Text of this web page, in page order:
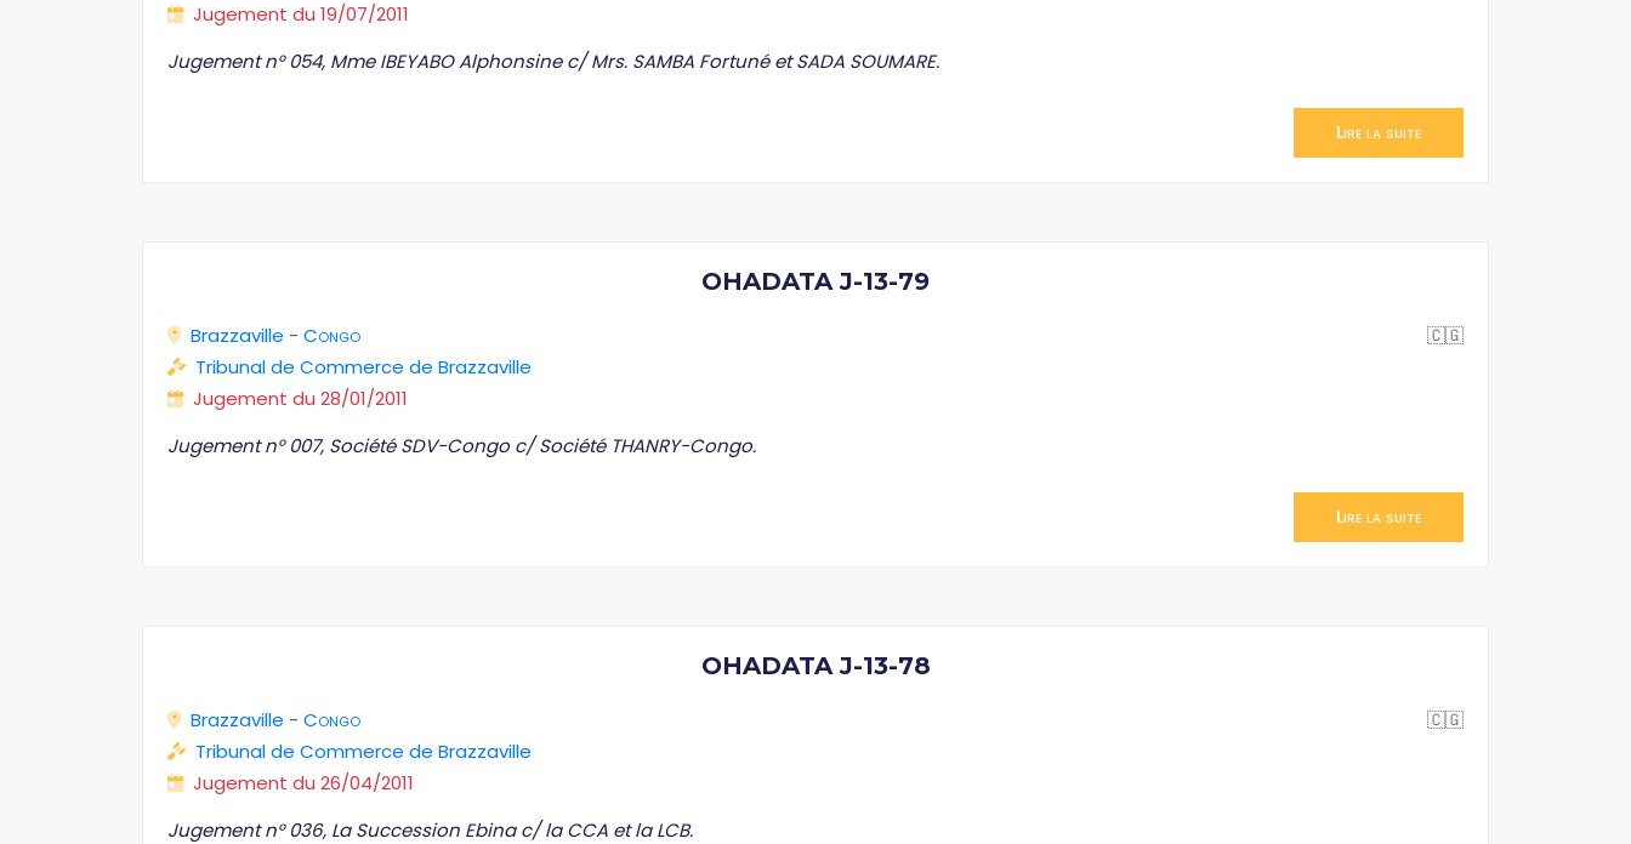
Jugement du 19/07/2011
Jugement n° 054, Mme IBEYABO Alphonsine c/ Mrs. SAMBA Fortuné et SADA SOUMARE.
Lire la suite
OHADATA J-13-79
Brazzaville - Congo
🇨🇬
Tribunal de Commerce de Brazzaville
Jugement du 28/01/2011
Jugement n° 007, Société SDV-Congo c/ Société THANRY-Congo.
Lire la suite
OHADATA J-13-78
Brazzaville - Congo
🇨🇬
Tribunal de Commerce de Brazzaville
Jugement du 26/04/2011
Jugement n° 036, La Succession Ebina c/ la CCA et la LCB.